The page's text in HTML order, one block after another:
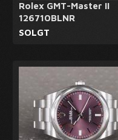
Rolex GMT-Master II
126710BLNR
SOLGT